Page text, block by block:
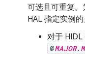
可选且可重复。
HAL 指定实例的
对于 HIDL
@MAJOR.